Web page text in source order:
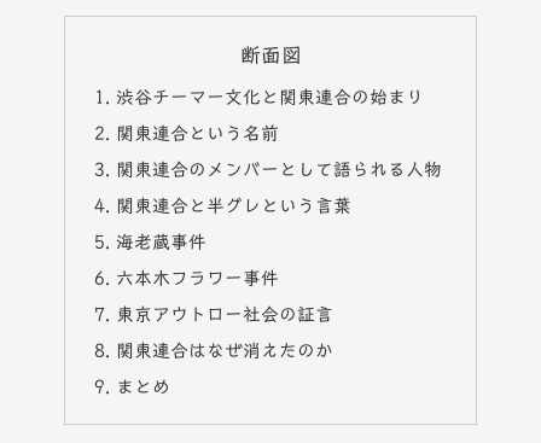
断面図
渋谷チーマー文化と関東連合の始まり
関東連合という名前
関東連合のメンバーとして語られる人物
関東連合と半グレという言葉
海老蔵事件
六本木フラワー事件
東京アウトロー社会の証言
関東連合はなぜ消えたのか
まとめ